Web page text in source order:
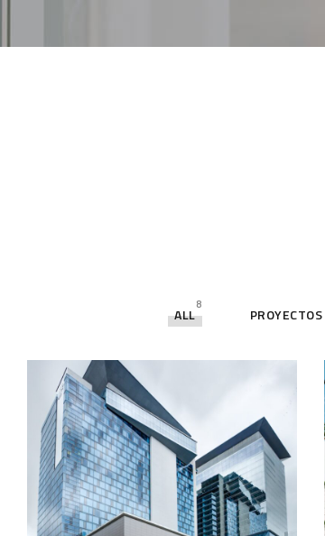
ALL
8
Sortis Business Tower
PROYECTOS COMERCIALES